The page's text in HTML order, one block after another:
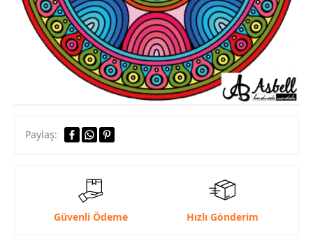
Paylaş:
Güvenli Ödeme Hızlı Gönderim